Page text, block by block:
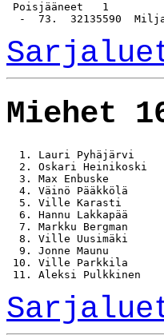
Poisjääneet   1
Miehet
1. Lauri Pyhäjärvi
2. Oskari Heinikoski
3. Max Enbuske
4. Väinö Pääkkölä
5. Ville Karasti
6. Hannu Lakkapää
7. Markku Bergman
8. Ville Uusimäki
9. Jonne Maunu
10. Ville Parkkila